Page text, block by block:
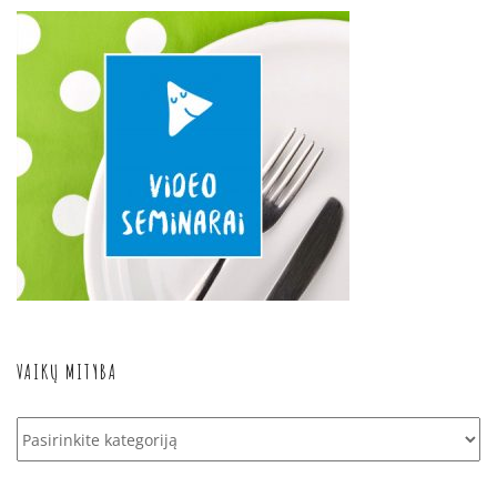
VAIKŲ MITYBA
mityba